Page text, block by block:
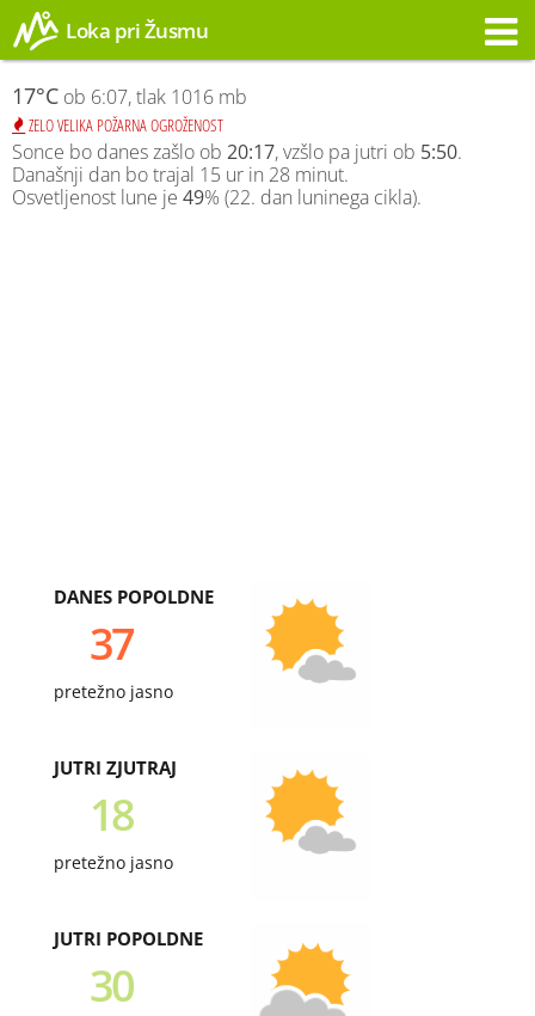
Loka pri Žusmu
17°C ob 6:07, tlak 1016 mb
ZELO VELIKA POŽARNA OGROŽENOST
Sonce bo danes zašlo ob 20:17, vzšlo pa jutri ob 5:50.
Današnji dan bo trajal 15 ur in 28 minut.
Osvetljenost lune je 49% (22. dan luninega cikla).
DANES POPOLDNE
37
pretežno jasno
JUTRI ZJUTRAJ
18
pretežno jasno
JUTRI POPOLDNE
30